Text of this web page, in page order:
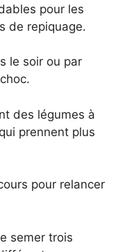
pour les
de repiquage.
le soir ou par
des légumes à
prennent plus
pour relancer
semer trois